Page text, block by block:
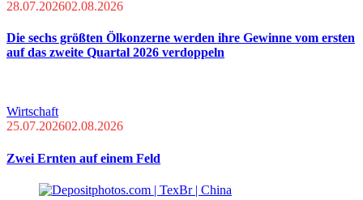
28.07.202602.08.2026
Die sechs größten Ölkonzerne werden ihre Gewinne vom ersten
auf das zweite Quartal 2026 verdoppeln
Wirtschaft
25.07.202602.08.2026
Zwei Ernten auf einem Feld